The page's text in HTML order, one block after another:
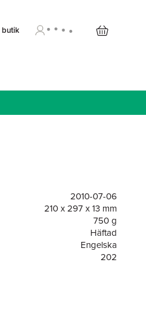
butik
2010-07-06
210 x 297 x 13 mm
750 g
Häftad
Engelska
202